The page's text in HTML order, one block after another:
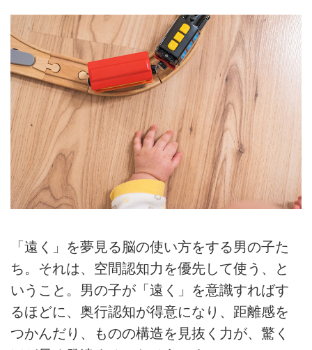
「遠く」を夢見る脳の使い方をする男の子た
ち。それは、空間認知力を優先して使う、と
いうこと。男の子が「遠く」を意識すればす
るほどに、奥行認知が得意になり、距離感を
つかんだり、ものの構造を見抜く力が、驚く